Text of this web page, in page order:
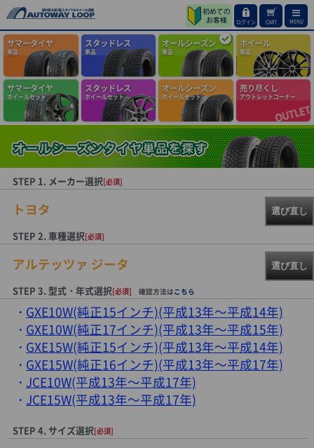
ログイン CART MENU
サマータイヤ
単品
スタッドレス
単品
オールシーズン
単品
ホイール
単品
サマータイヤ
ホイールセット
スタッドレス
ホイールセット
オールシーズン
ホイールセット
売り尽くし
アウトレットコーナー
STEP 1. メーカー選択[必須]
トヨタ 選び直し
STEP 2. 車種選択[必須]
アルテッツァ ジータ 選び直し
STEP 3. 型式・年式選択[必須] 確認方法はこちら
GXE10W(純正15インチ)(平成13年～平成14年)
GXE10W(純正17インチ)(平成13年～平成15年)
GXE15W(純正15インチ)(平成13年～平成14年)
GXE15W(純正16インチ)(平成13年～平成17年)
JCE10W(平成13年～平成17年)
JCE15W(平成13年～平成17年)
STEP 4. サイズ選択[必須]